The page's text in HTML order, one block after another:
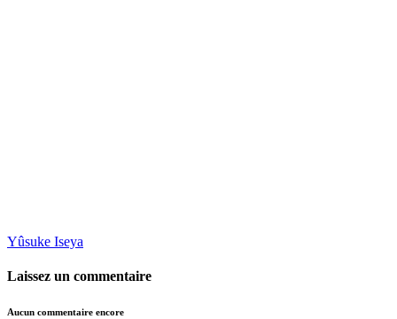
Yûsuke Iseya
Laissez un commentaire
Aucun commentaire encore